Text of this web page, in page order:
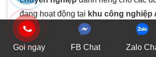
đang hoạt động tại khu công nghiệp
đội ngũ kỹ sư nhiều năm kinh nghiệm
hàng chục nhà xưởng và văn phòng
Gọi ngay FB Chat Zalo